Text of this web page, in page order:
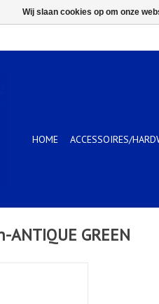
HOME ACCESSOIRES/
ANTIQUE GREEN
Wij slaan cookies op om onze